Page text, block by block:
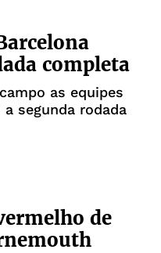
completa
as equipes
a segunda rodada
de